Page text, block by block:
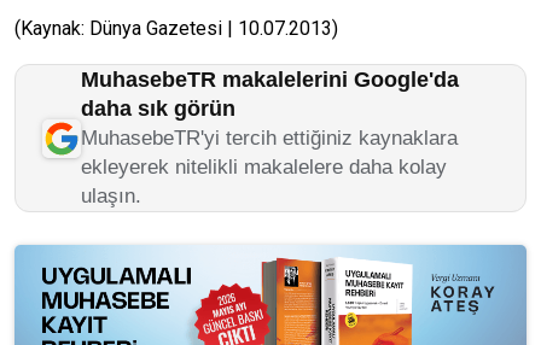
(Kaynak: Dünya Gazetesi | 10.07.2013)
MuhasebeTR makalelerini Google'da
daha sık görün
MuhasebeTR'yi tercih ettiğiniz kaynaklara
ekleyerek nitelikli makalelere daha kolay
ulaşın.